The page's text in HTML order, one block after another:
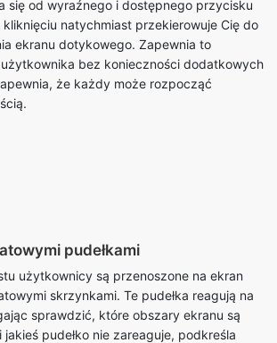
się od wyraźnego i dostępnego przycisku
kliknięciu natychmiast przekierowuje Cię do
ekranu dotykowego. Zapewnia to
bez konieczności dodatkowych
że ​​każdy może rozpocząć
pudełkami
użytkownicy są przenoszone na ekran
skrzynkami. Te pudełka reagują na
sprawdzić, które obszary ekranu są
pudełko nie zareaguje, podkreśla